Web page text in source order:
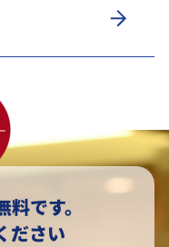
です。
ださい